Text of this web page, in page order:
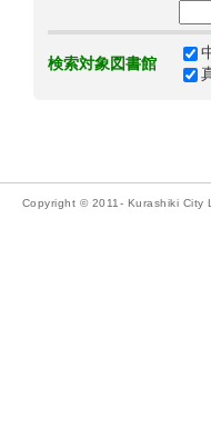
検索対象図書館
Copyright © 2011- Kurashiki City